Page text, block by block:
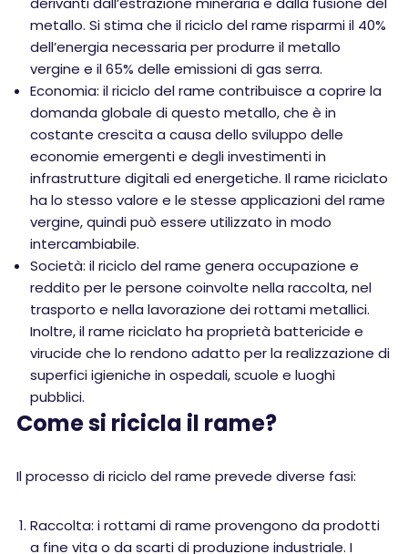
metallo. Si stima che il riciclo del rame risparmi il 40%
dell’energia necessaria per produrre il metallo
vergine e il 65% delle emissioni di gas serra.
Economia: il riciclo del rame contribuisce a coprire la
domanda globale di questo metallo, che è in
costante crescita a causa dello sviluppo delle
economie emergenti e degli investimenti in
infrastrutture digitali ed energetiche. Il rame riciclato
ha lo stesso valore e le stesse applicazioni del rame
vergine, quindi può essere utilizzato in modo
intercambiabile.
Società: il riciclo del rame genera occupazione e
reddito per le persone coinvolte nella raccolta, nel
trasporto e nella lavorazione dei rottami metallici.
Inoltre, il rame riciclato ha proprietà battericide e
virucide che lo rendono adatto per la realizzazione di
superfici igieniche in ospedali, scuole e luoghi
pubblici.
Come si ricicla il rame?
Il processo di riciclo del rame prevede diverse fasi:
Raccolta: i rottami di rame provengono da prodotti
a fine vita o da scarti di produzione industriale. I